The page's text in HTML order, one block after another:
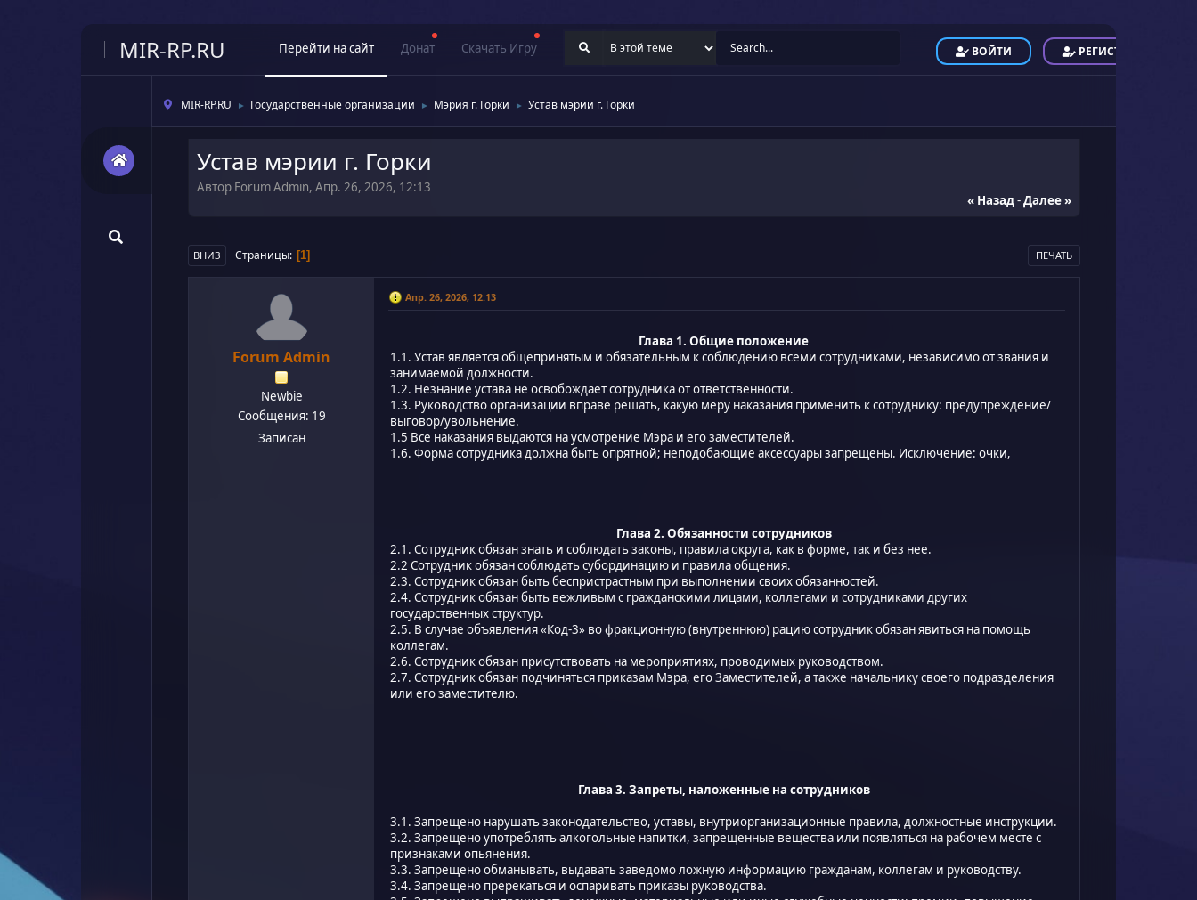
MIR-RP.RU Перейти на сайт Донат Скачать Игру ВОЙТИ РЕГИСТРАЦИЯ
MIR-RP.RU ► Государственные организации ► Мэрия г. Горки ► Устав мэрии г. Горки
Устав мэрии г. Горки
Автор Forum Admin, Апр. 26, 2026, 12:13
« Назад-Далее »
ПЕЧАТЬ
ВНИЗ Страницы 1
Forum Admin
Newbie
Сообщения: 19
Записан
Апр. 26, 2026, 12:13
Глава 1. Общие положение
1.1. Устав является общепринятым и обязательным к соблюдению всеми сотрудниками, независимо от звания и
занимаемой должности.
1.2. Незнание устава не освобождает сотрудника от ответственности.
1.3. Руководство организации вправе решать, какую меру наказания применить к сотруднику: предупреждение/
выговор/увольнение.
1.5 Все наказания выдаются на усмотрение Мэра и его заместителей.
1.6. Форма сотрудника должна быть опрятной; неподобающие аксессуары запрещены. Исключение: очки,
Глава 2. Обязанности сотрудников
2.1. Сотрудник обязан знать и соблюдать законы, правила округа, как в форме, так и без нее.
2.2 Сотрудник обязан соблюдать субординацию и правила общения.
2.3. Сотрудник обязан быть беспристрастным при выполнении своих обязанностей.
2.4. Сотрудник обязан быть вежливым с гражданскими лицами, коллегами и сотрудниками других
государственных структур.
2.5. В случае объявления «Код-3» во фракционную (внутреннюю) рацию сотрудник обязан явиться на помощь
коллегам.
2.6. Сотрудник обязан присутствовать на мероприятиях, проводимых руководством.
2.7. Сотрудник обязан подчиняться приказам Мэра, его Заместителей, а также начальнику своего подразделения
или его заместителю.
Глава 3. Запреты, наложенные на сотрудников
3.1. Запрещено нарушать законодательство, уставы, внутриорганизационные правила, должностные инструкции.
3.2. Запрещено употреблять алкогольные напитки, запрещенные вещества или появляться на рабочем месте с
признаками опьянения.
3.3. Запрещено обманывать, выдавать заведомо ложную информацию гражданам, коллегам и руководству.
3.4. Запрещено пререкаться и оспаривать приказы руководства.